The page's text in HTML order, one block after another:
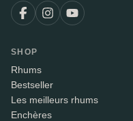
SHOP
Rhums
Bestseller
Les meilleurs rhums
Enchères